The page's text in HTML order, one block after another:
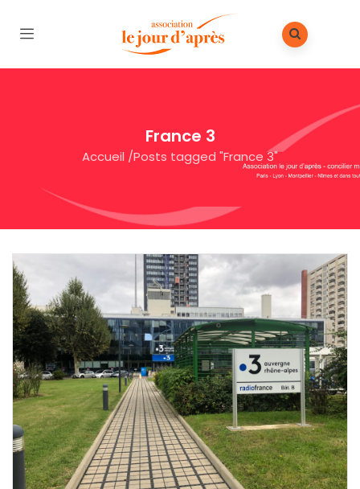
France 3
Accueil /Posts tagged "France 3"